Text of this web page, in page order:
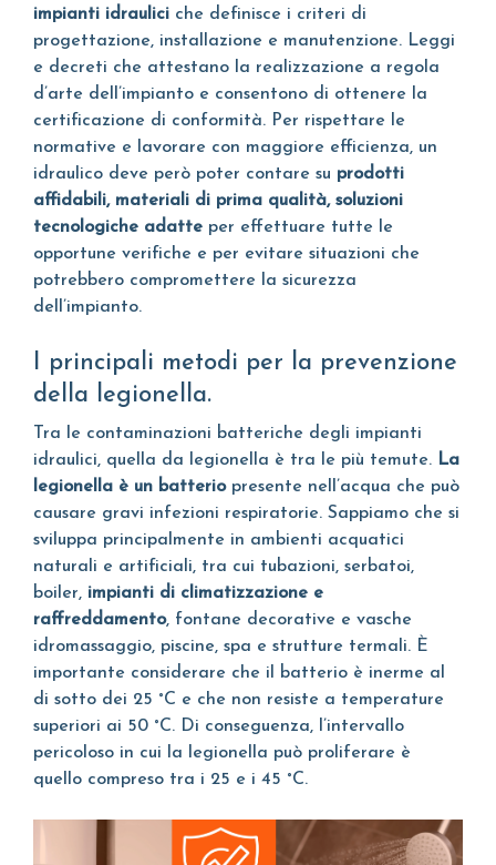
impianti idraulici che definisce i criteri di
progettazione, installazione e manutenzione. Leggi
e decreti che attestano la realizzazione a regola
d’arte dell’impianto e consentono di ottenere la
certificazione di conformità. Per rispettare le
normative e lavorare con maggiore efficienza, un
idraulico deve però poter contare su prodotti
affidabili, materiali di prima qualità, soluzioni
tecnologiche adatte per effettuare tutte le
opportune verifiche e per evitare situazioni che
potrebbero compromettere la sicurezza
dell’impianto.
I principali metodi per la prevenzione
della legionella.
Tra le contaminazioni batteriche degli impianti
idraulici, quella da legionella è tra le più temute. La
legionella è un batteriopresente nell’acqua che può
causare gravi infezioni respiratorie. Sappiamo che si
sviluppa principalmente in ambienti acquatici
naturali e artificiali, tra cui tubazioni, serbatoi,
boiler, impianti di climatizzazione e
raffreddamento, fontane decorative e vasche
idromassaggio, piscine, spa e strutture termali. È
importante considerare che il batterio è inerme al
di sotto dei 25 °C e che non resiste a temperature
superiori ai 50 °C. Di conseguenza, l’intervallo
pericoloso in cui la legionella può proliferare è
quello compreso tra i 25 e i 45 °C.